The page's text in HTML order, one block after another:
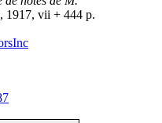
1917, vii + 444 p.